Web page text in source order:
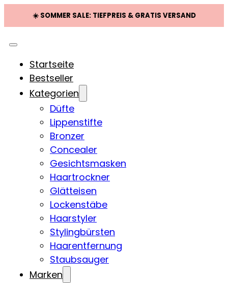
☀️ SOMMER SALE: TIEFPREIS & GRATIS VERSAND
Startseite
Bestseller
Kategorien
Düfte
Lippenstifte
Bronzer
Concealer
Gesichtsmasken
Haartrockner
Glätteisen
Lockenstäbe
Haarstyler
Stylingbürsten
Haarentfernung
Staubsauger
Marken